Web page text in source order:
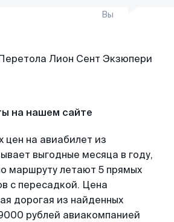
Вы
на нашем сайте
цен на авиабилет из
выгодные месяца в году,
маршруту летают 5 прямых
с пересадкой. Цена
дорогая из найденных
рублей авиакомпанией